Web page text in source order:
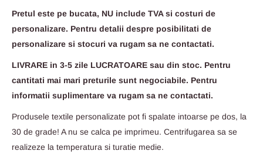
Pretul este pe bucata, NU include TVA si costuri de
personalizare. Pentru detalii despre posibilitati de
personalizare si stocuri va rugam sa ne contactati.
LIVRARE in 3-5 zile LUCRATOARE sau din stoc. Pentru
cantitati mai mari preturile sunt negociabile. Pentru
informatii suplimentare va rugam sa ne contactati.
Produsele textile personalizate pot fi spalate intoarse pe dos, la
30 de grade! A nu se calca pe imprimeu. Centrifugarea sa se
realizeze la temperatura si turatie medie.